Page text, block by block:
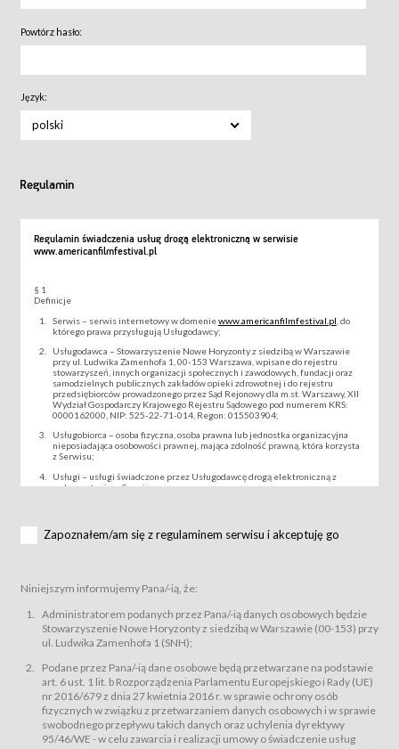
Powtórz hasło:
Język:
polski
Regulamin
Regulamin świadczenia usług drogą elektroniczną w serwisie
www.americanfilmfestival.pl
§ 1
Definicje
Serwis – serwis internetowy w domeniewww.americanfilmfestival.pl , do
którego prawa przysługują Usługodawcy;
Usługodawca – Stowarzyszenie Nowe Horyzonty z siedzibą w Warszawie
przy ul. Ludwika Zamenhofa 1, 00-153 Warszawa, wpisane do rejestru
stowarzyszeń, innych organizacji społecznych i zawodowych, fundacji oraz
samodzielnych publicznych zakładów opieki zdrowotnej i do rejestru
przedsiębiorców prowadzonego przez Sąd Rejonowy dla m.st. Warszawy, XII
Wydział Gospodarczy Krajowego Rejestru Sądowego pod numerem KRS:
0000162000, NIP: 525-22-71-014, Regon: 015503904;
Usługobiorca – osoba fizyczna, osoba prawna lub jednostka organizacyjna
nieposiadająca osobowości prawnej, mająca zdolność prawną, która korzysta
z Serwisu;
Usługi – usługi świadczone przez Usługodawcę drogą elektroniczną z
wykorzystaniem Serwisu;
za pośrednictwem Serwisu;
podmiotom z branży mediów i filmowej (Akredytacje);
Bilety – wybrane dokumenty potwierdzające zawarcie umowy z
Usługodawcą i uprawniające do wzięcia udziału w Wydarzeniu,
przewidziane przez Usługodawcę dla danego Wydarzenia, tj. uprawniające
do uczestnictwa w wielu albo w pojedynczych seansach filmowych,
Sklep – sklep internetowy prowadzony przez Usługodawcę w Serwisie;
Regulamin – niniejszy regulamin.
§ 2
Postanowienia ogólne
Regulamin określa zasady:
Zapoznałem/am się z regulaminem serwisu i akceptuję go
Niniejszym informujemy Pana/-ią, że:
Administratorem podanych przez Pana/-ią danych osobowych będzie
Stowarzyszenie Nowe Horyzonty z siedzibą w Warszawie (00-153) przy
ul. Ludwika Zamenhofa 1 (SNH);
Podane przez Pana/-ią dane osobowe będą przetwarzane na podstawie
art. 6 ust. 1 lit. b Rozporządzenia Parlamentu Europejskiego i Rady (UE)
nr 2016/679 z dnia 27 kwietnia 2016 r. w sprawie ochrony osób
fizycznych w związku z przetwarzaniem danych osobowych i w sprawie
swobodnego przepływu takich danych oraz uchylenia dyrektywy
95/46/WE - w celu zawarcia i realizacji umowy o świadczenie usług